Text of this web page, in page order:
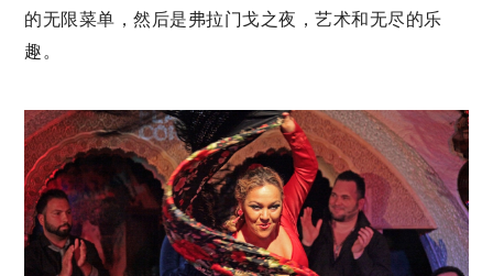
的无限菜单，然后是弗拉门戈之夜，艺术和无尽的乐
趣。